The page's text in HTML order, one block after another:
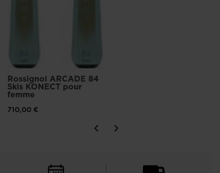
Rossignol ARCADE 84
Skis KONECT pour
femme
710,00 €